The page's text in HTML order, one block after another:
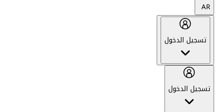
AR
تسجيل الدخول
تسجيل الدخول